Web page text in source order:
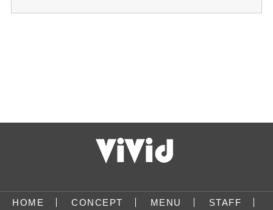
HOME CONCEPT MENU STAFF